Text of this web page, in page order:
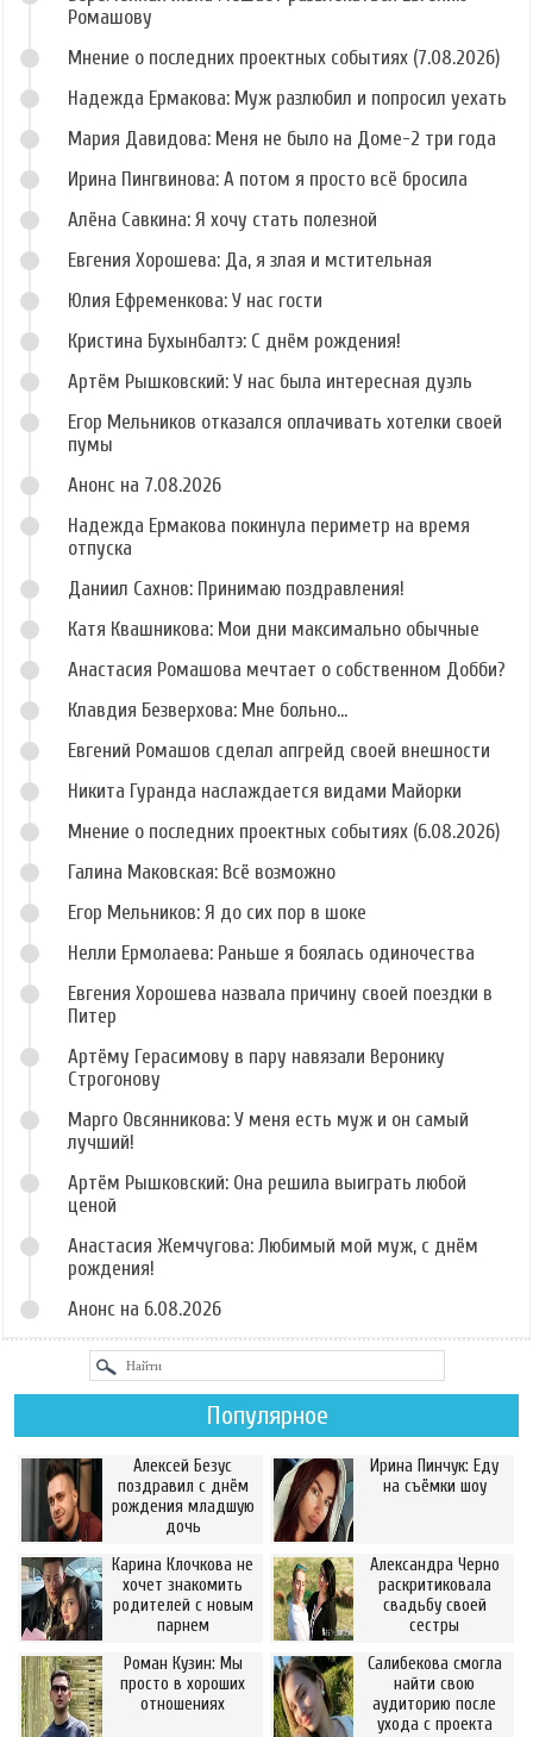
Ромашову
Мнение о последних проектных событиях (7.08.2026)
Надежда Ермакова: Муж разлюбил и попросил уехать
Мария Давидова: Меня не было на Доме-2 три года
Ирина Пингвинова: А потом я просто всё бросила
Алёна Савкина: Я хочу стать полезной
Евгения Хорошева: Да, я злая и мстительная
Юлия Ефременкова: У нас гости
Кристина Бухынбалтэ: С днём рождения!
Артём Рышковский: У нас была интересная дуэль
Егор Мельников отказался оплачивать хотелки своей
пумы
Анонс на 7.08.2026
Надежда Ермакова покинула периметр на время
отпуска
Даниил Сахнов: Принимаю поздравления!
Катя Квашникова: Мои дни максимально обычные
Анастасия Ромашова мечтает о собственном Добби?
Клавдия Безверхова: Мне больно...
Евгений Ромашов сделал апгрейд своей внешности
Никита Гуранда наслаждается видами Майорки
Мнение о последних проектных событиях (6.08.2026)
Галина Маковская: Всё возможно
Егор Мельников: Я до сих пор в шоке
Нелли Ермолаева: Раньше я боялась одиночества
Евгения Хорошева назвала причину своей поездки в
Питер
Артёму Герасимову в пару навязали Веронику
Строгонову
Марго Овсянникова: У меня есть муж и он самый
лучший!
Артём Рышковский: Она решила выиграть любой
ценой
Анастасия Жемчугова: Любимый мой муж, с днём
рождения!
Анонс на 6.08.2026
Популярное
Алексей Безус
поздравил с днём
рождения младшую
дочь
Ирина Пинчук: Еду
на съёмки шоу
Карина Клочкова не
хочет знакомить
родителей с новым
парнем
Александра Черно
раскритиковала
свадьбу своей
сестры
Роман Кузин: Мы
просто в хороших
отношениях
Салибекова смогла
найти свою
аудиторию после
ухода с проекта